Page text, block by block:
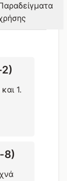
1.
8)